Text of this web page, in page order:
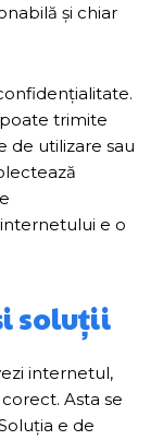
și chiar
trimite
de utilizare sau
e o
soluții
internetul,
Asta se
e de